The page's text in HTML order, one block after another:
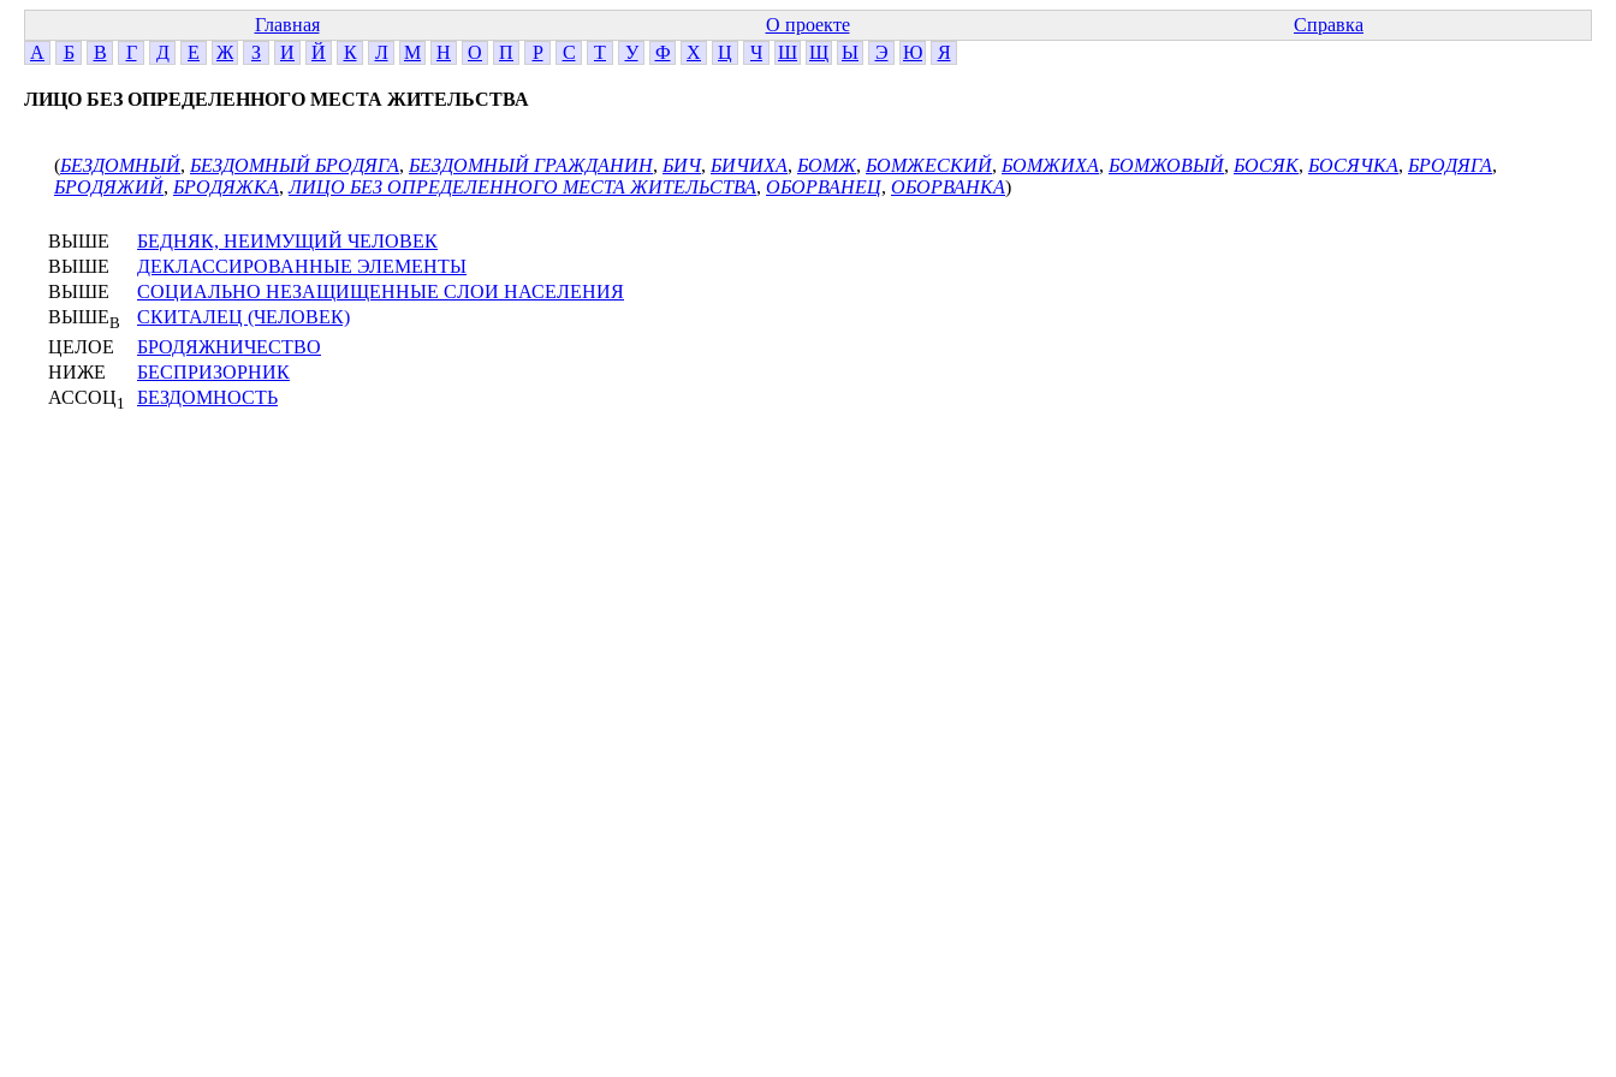
Главная О проекте
Справка
А
Б В Г Д Е Ж З И Й К Л М Н О П Р С Т У Ф Х Ц Ч Ш Щ Ы Э Ю Я
ЛИЦО БЕЗ ОПРЕДЕЛЕННОГО МЕСТА ЖИТЕЛЬСТВА
(БЕЗДОМНЫЙ, БЕЗДОМНЫЙ БРОДЯГА, БЕЗДОМНЫЙ ГРАЖДАНИН, БИЧ, БИЧИХА, БОМЖ, БОМЖЕСКИЙ, БОМЖИХА, БОМЖОВЫЙ, БОСЯК, БОСЯЧКА, БРОДЯГА,
БРОДЯЖИЙ, БРОДЯЖКА,ЛИЦО БЕЗ ОПРЕДЕЛЕННОГО МЕСТА ЖИТЕЛЬСТВА, ОБОРВАНЕЦ, ОБОРВАНКА)
ВЫШЕ
БЕДНЯК, НЕИМУЩИЙ ЧЕЛОВЕК
ВЫШЕ
ДЕКЛАССИРОВАННЫЕ ЭЛЕМЕНТЫ
ВЫШЕ
СОЦИАЛЬНО НЕЗАЩИЩЕННЫЕ СЛОИ НАСЕЛЕНИЯ
ВЫШЕВ
СКИТАЛЕЦ (ЧЕЛОВЕК)
ЦЕЛОЕ
БРОДЯЖНИЧЕСТВО
НИЖЕ
БЕСПРИЗОРНИК
АССОЦ1 БЕЗДОМНОСТЬ